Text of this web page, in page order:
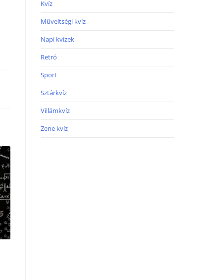
Kvíz
Műveltségi kvíz
Napi kvízek
Retró
Sport
Sztárkvíz
Villámkvíz
Zene kvíz